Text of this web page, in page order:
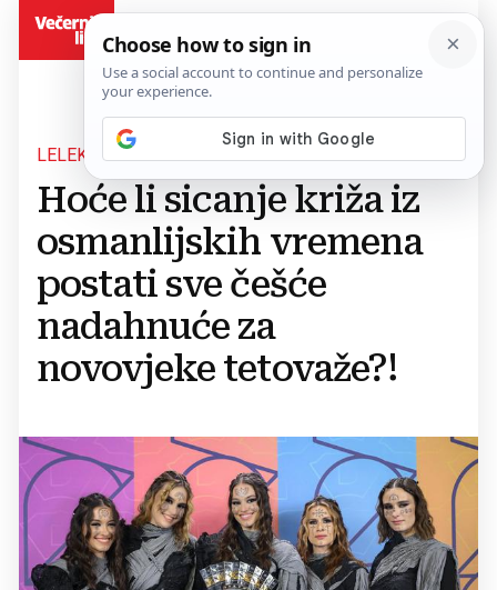
LELEKICE OŽIVJELE SICANJE
Hoće li sicanje križa iz
osmanlijskih vremena
postati sve češće
nadahnuće za
novovjeke tetovaže?!